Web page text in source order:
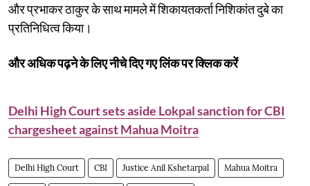
और प्रभाकर ठाकुर के साथ मामले में शिकायतकर्ता निशिकांत दुबे का
प्रतिनिधित्व किया।
और अधिक पढ़ने के लिए नीचे दिए गए लिंक पर क्लिक करें
Delhi High Court sets aside Lokpal sanction for CBI
chargesheet against Mahua Moitra
Delhi High Court CBI Justice Anil Kshetarpal Mahua Moitra